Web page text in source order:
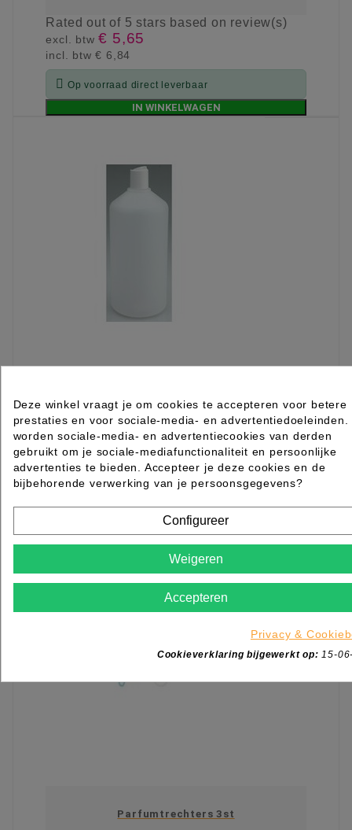
Ratedout of 5 stars based on review(s)
excl. btw€ 5,65
incl. btw€ 6,84
 Op voorraad direct leverbaar
IN WINKELWAGEN
Ratedout of 5 stars based onreview(s)
excl. btw€ 4,09
incl. btw€ 4,95
IN WINKELWAGEN
Parfumtrechters 3st
Deze winkel vraagt je om cookies te accepteren voor betere
prestaties en voor sociale-media- en advertentiedoeleinden.
worden sociale-media- en advertentiecookies van derden
gebruikt om je sociale-mediafunctionaliteit en persoonlijke
advertenties te bieden. Accepteer je deze cookies en de
bijbehorende verwerking van je persoonsgegevens?
Configureer
Weigeren
Accepteren
Privacy &
Cookieverklaring bijgewerkt op: 15-